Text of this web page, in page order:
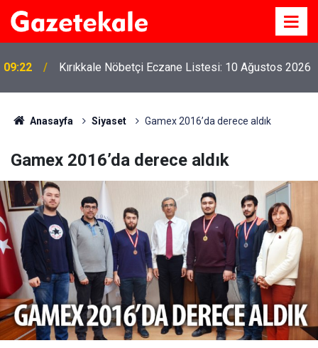
09:22 Kırıkkale Nöbetçi Eczane Listesi: 10 Ağustos 2026
Anasayfa Siyaset Gamex 2016’da derece aldık
Gamex 2016’da derece aldık